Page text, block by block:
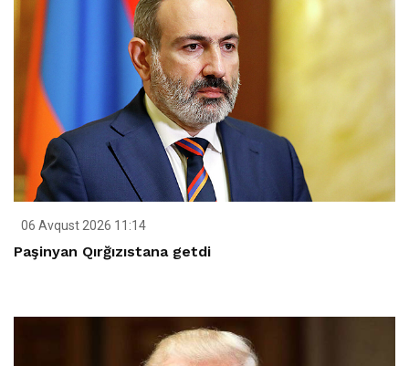
06 Avqust 2026 11:14
Paşinyan Qırğızıstana getdi